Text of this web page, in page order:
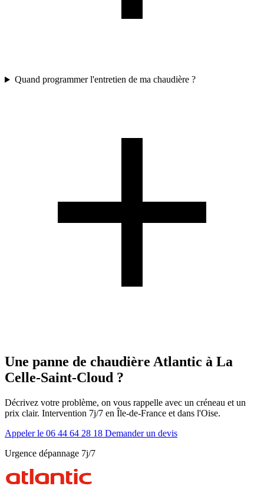
Quand programmer l'entretien de ma chaudière ?
Une panne de chaudière Atlantic à La
Celle-Saint-Cloud ?
Décrivez votre problème, on vous rappelle avec un créneau et un
prix clair. Intervention 7j/7 en Île-de-France et dans l'Oise.
Appeler le 06 44 64 28 18 Demander un devis
Urgence dépannage 7j/7